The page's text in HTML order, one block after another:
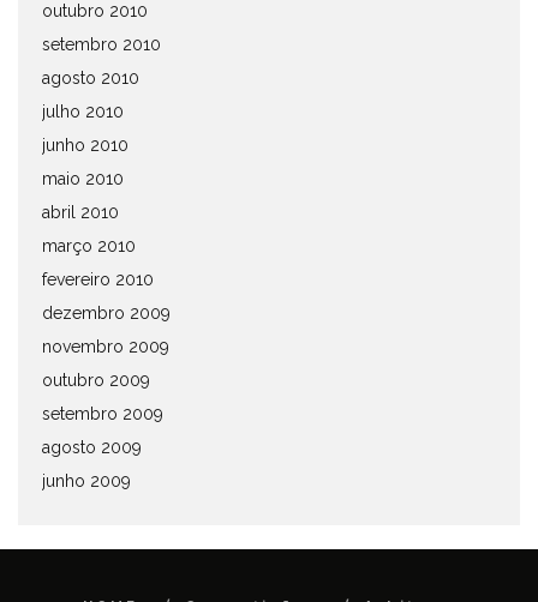
outubro 2010
setembro 2010
agosto 2010
julho 2010
junho 2010
maio 2010
abril 2010
março 2010
fevereiro 2010
dezembro 2009
novembro 2009
outubro 2009
setembro 2009
agosto 2009
junho 2009